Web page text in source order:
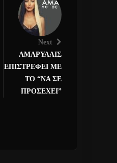
Next
ΑΜΑΡΥΛΛΙΣ
ΕΠΙΣΤΡΕΦΕΙ ΜΕ
ΤΟ “ΝΑ ΣΕ
ΠΡΟΣΕΧΕΙ”